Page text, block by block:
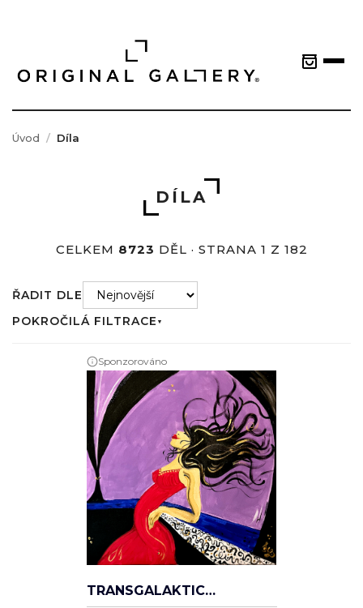
Úvod Díla
DÍLA
CELKEM 8723 DĚL · STRANA 1 Z 182
ŘADIT DLE
POKROČILÁ FILTRACE ▼
Sponzorováno
TRANSGALAKTICKÁ